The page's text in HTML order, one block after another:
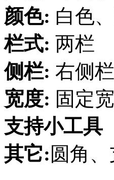
颜色: 白色
栏式: 两栏
侧栏: 右侧栏
宽度: 固定
支持小工具
其它:圆角、